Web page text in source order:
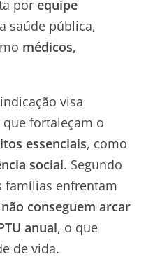
por equipe
saúde pública,
médicos,
visa
que fortaleçam o
essenciais, como
social. Segundo
famílias enfrentam
não conseguem arcar
anual, o que
de vida.